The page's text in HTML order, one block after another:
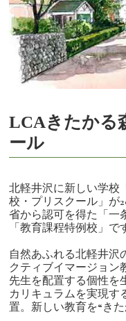
LCAきたかる
ール
北軽井沢に新しい学校
校・プリスクール」が
省から認可を得た「一
「教育課程特例校」で
自然あふれる北軽井沢
クティブイマージョン
先生を配置する個性を
カリキュラムを実現す
置。新しい教育を“き